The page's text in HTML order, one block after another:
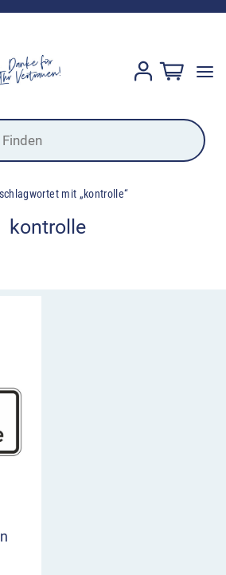
mit „kontrolle“
kontrolle